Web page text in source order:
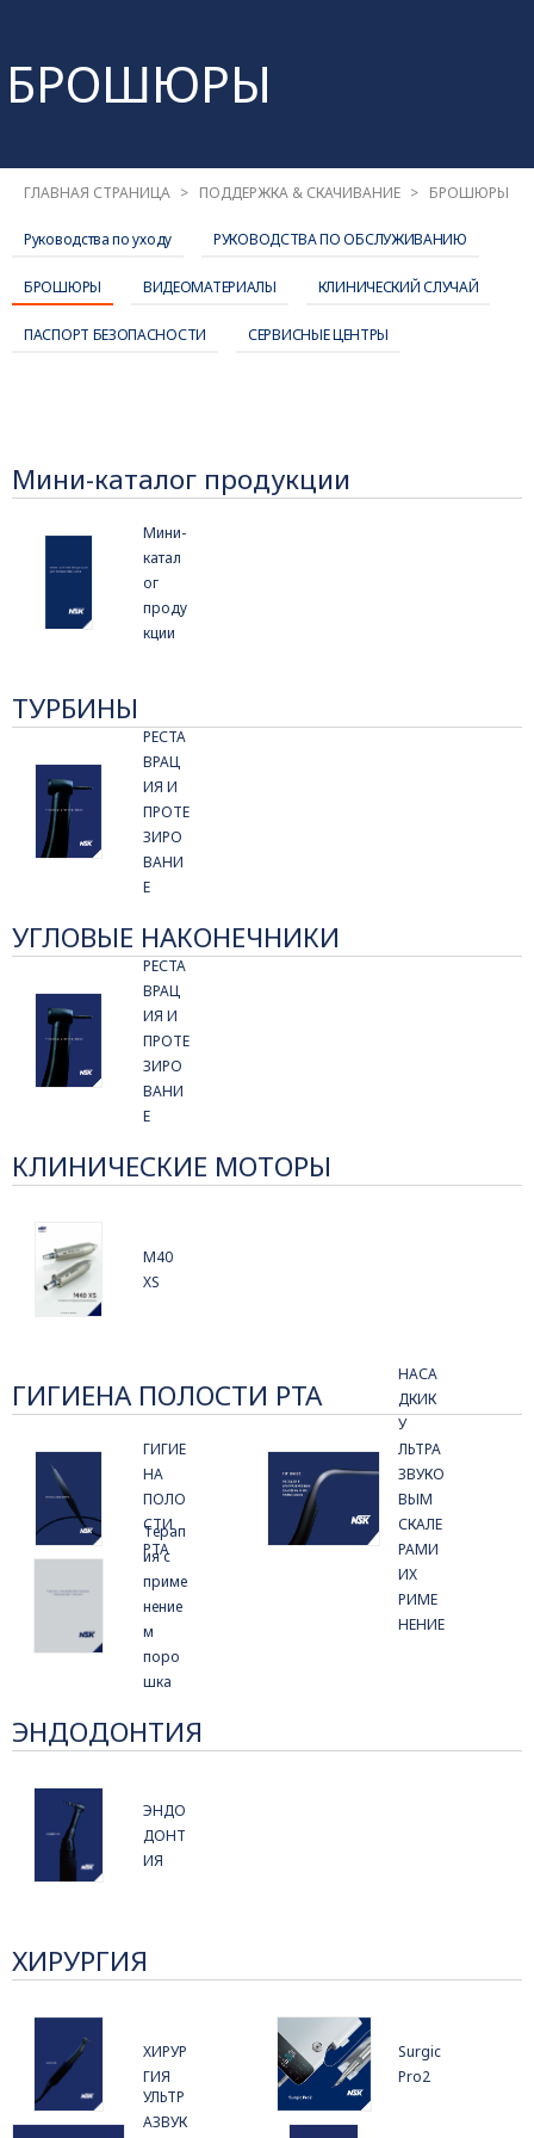
БРОШЮРЫ
ГЛАВНАЯ СТРАНИЦА ПОДДЕРЖКА & СКАЧИВАНИЕ БРОШЮРЫ
Руководства по уходу РУКОВОДСТВА ПО ОБСЛУЖИВАНИЮ
БРОШЮРЫ ВИДЕОМАТЕРИАЛЫ КЛИНИЧЕСКИЙ СЛУЧАЙ
ПАСПОРТ БЕЗОПАСНОСТИ СЕРВИСНЫЕ ЦЕНТРЫ
Мини-каталог продукции
Мини-
катал
ог
проду
кции
ТУРБИНЫ
РЕСТА
ВРАЦ
ИЯ И
ПРОТЕ
ЗИРО
ВАНИ
Е
УГЛОВЫЕ НАКОНЕЧНИКИ
РЕСТА
ВРАЦ
ИЯ И
ПРОТЕ
ЗИРО
ВАНИ
Е
КЛИНИЧЕСКИЕ МОТОРЫ
M40
XS
ГИГИЕНА ПОЛОСТИ РТА
ГИГИЕ
НА
ПОЛО
СТИ
РТА
НАСА
ДКИК
У
ЛЬТРА
ЗВУКО
ВЫМ
СКАЛЕ
РАМИ
ИХ
РИМЕ
НЕНИЕ
Терап
ия с
приме
нение
м
поро
шка
ЭНДОДОНТИЯ
ЭНДО
ДОНТ
ИЯ
ХИРУРГИЯ
ХИРУР
ГИЯ
Surgic
Pro2
УЛЬТР
АЗВУК